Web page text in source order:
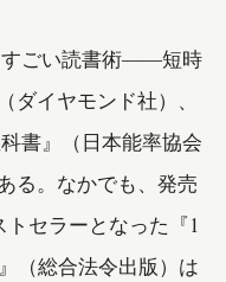
すごい読書術――短時
イヤモンド社）、
書』（日本能率協会
る。なかでも、発売
セラーとなった『1
（総合法令出版）は